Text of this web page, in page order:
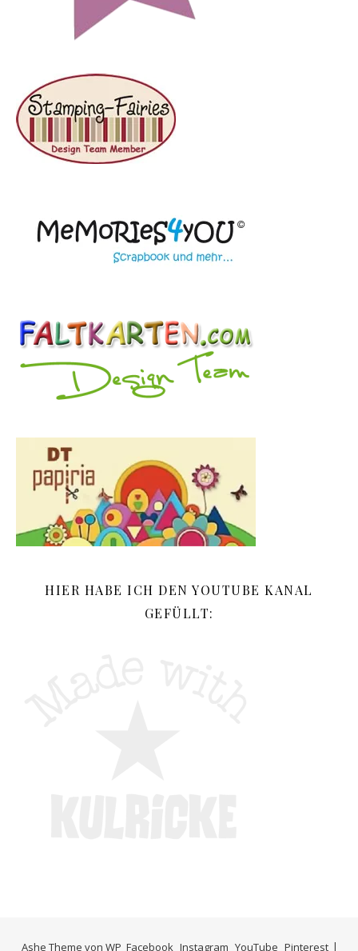
HIER HABE ICH DEN YOUTUBE KANAL
GEFÜLLT:
Facebook Instagram YouTube Pinterest
Ashe Theme von WP